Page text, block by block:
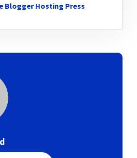
Blogger Hosting Press